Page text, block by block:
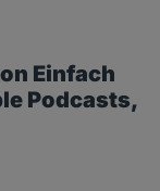
Einfach
Podcasts,